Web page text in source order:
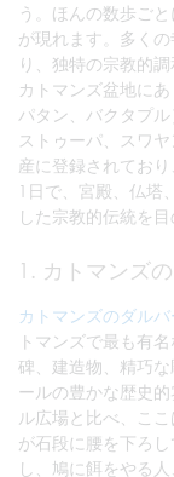
う。ほんの数歩ご
が現れます。多く
り、独特の宗教的
カトマンズ盆地に
パタン、バクタプ
ストゥーパ、スワ
産に登録されてお
1日で、宮殿、仏塔
した宗教的伝統を
1. カトマンズ
カトマンズのダル
トマンズで最も有
碑、建造物、精巧
ールの豊かな歴史
ル広場と比べ、こ
が石段に腰を下ろ
し、鳩に餌をやる